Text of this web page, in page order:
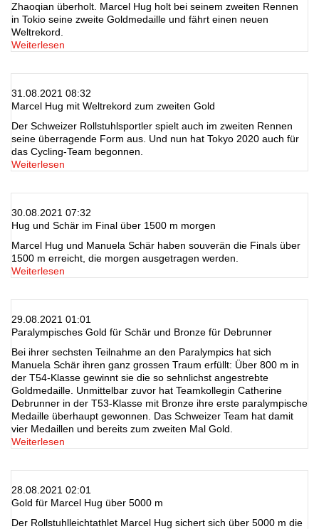
Zhaoqian überholt. Marcel Hug holt bei seinem zweiten Rennen
in Tokio seine zweite Goldmedaille und fährt einen neuen
Weltrekord.
Weiterlesen
31.08.2021 08:32
Marcel Hug mit Weltrekord zum zweiten Gold
Der Schweizer Rollstuhlsportler spielt auch im zweiten Rennen
seine überragende Form aus. Und nun hat Tokyo 2020 auch für
das Cycling-Team begonnen.
Weiterlesen
30.08.2021 07:32
Hug und Schär im Final über 1500 m morgen
Marcel Hug und Manuela Schär haben souverän die Finals über
1500 m erreicht, die morgen ausgetragen werden.
Weiterlesen
29.08.2021 01:01
Paralympisches Gold für Schär und Bronze für Debrunner
Bei ihrer sechsten Teilnahme an den Paralympics hat sich
Manuela Schär ihren ganz grossen Traum erfüllt: Über 800 m in
der T54-Klasse gewinnt sie die so sehnlichst angestrebte
Goldmedaille. Unmittelbar zuvor hat Teamkollegin Catherine
Debrunner in der T53-Klasse mit Bronze ihre erste paralympische
Medaille überhaupt gewonnen. Das Schweizer Team hat damit
vier Medaillen und bereits zum zweiten Mal Gold.
Weiterlesen
28.08.2021 02:01
Gold für Marcel Hug über 5000 m
Der Rollstuhlleichtathlet Marcel Hug sichert sich über 5000 m die